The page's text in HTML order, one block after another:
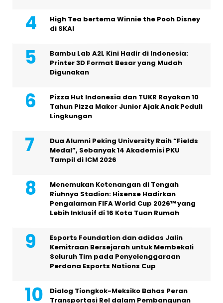
High Tea bertema Winnie the Pooh Disney
di SKAI
Bambu Lab A2L Kini Hadir di Indonesia:
Printer 3D Format Besar yang Mudah
Digunakan
Pizza Hut Indonesia dan TUKR Rayakan 10
Tahun Pizza Maker Junior Ajak Anak Peduli
Lingkungan
Dua Alumni Peking University Raih “Fields
Medal”, Sebanyak 14 Akademisi PKU
Tampil di ICM 2026
Menemukan Ketenangan di Tengah
Riuhnya Stadion: Hisense Hadirkan
Pengalaman FIFA World Cup 2026™ yang
Lebih Inklusif di 16 Kota Tuan Rumah
Esports Foundation dan adidas Jalin
Kemitraan Bersejarah untuk Membekali
Seluruh Tim pada Penyelenggaraan
Perdana Esports Nations Cup
Dialog Tiongkok-Meksiko Bahas Peran
Transportasi Rel dalam Pembangunan